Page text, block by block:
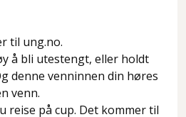
til ung.no.
å bli utestengt, eller holdt
denne venninnen din høres
venn.
reise på cup. Det kommer til